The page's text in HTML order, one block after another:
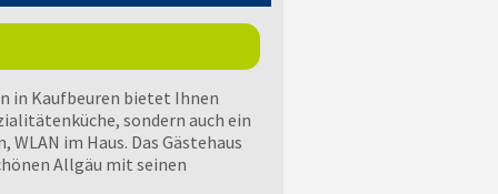
in Kaufbeuren bietet Ihnen
sondern auch ein
im Haus. Das Gästehaus
Allgäu mit seinen